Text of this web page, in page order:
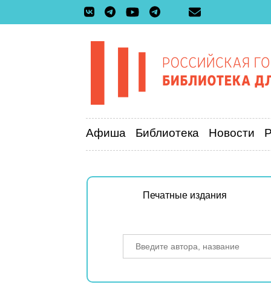
Афиша Библиотека Новости
Печатные издания